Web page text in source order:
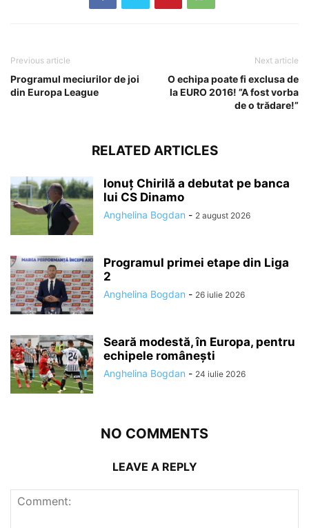
Previous article
Programul meciurilor de joi
din Europa League
Next article
O echipa poate fi exclusa de
la EURO 2016! ”A fost vorba
de o trădare!”
RELATED ARTICLES
Ionuț Chirilă a debutat pe banca
lui CS Dinamo
Anghelina Bogdan - 2 august 2026
Programul primei etape din Liga
2
Anghelina Bogdan - 26 iulie 2026
Seară modestă, în Europa, pentru
echipele românești
Anghelina Bogdan - 24 iulie 2026
NO COMMENTS
LEAVE A REPLY